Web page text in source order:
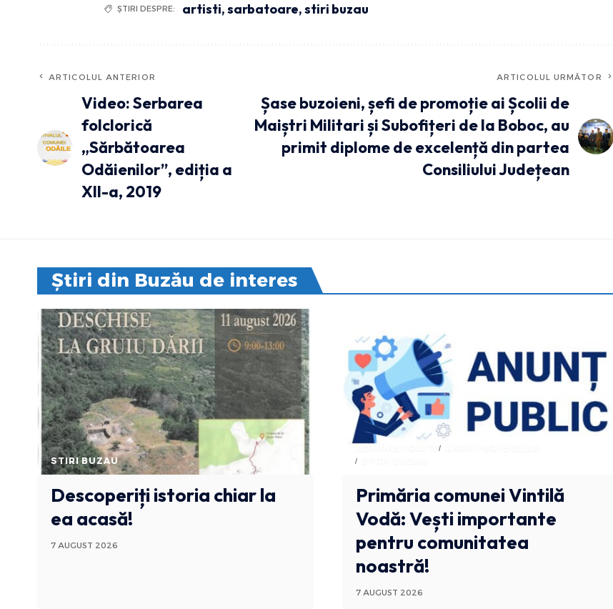
ȘTIRI DESPRE: artisti,sarbatoare,stiri buzau
ARTICOLUL ANTERIOR
Video: Serbarea
folclorică
„Sărbătoarea
Odăienilor”, ediția a
XII-a, 2019
ARTICOLUL URMĂTOR
Șase buzoieni, șefi de promoție ai Școlii de
Maiștri Militari și Subofițeri de la Boboc, au
primit diplome de excelență din partea
Consiliului Județean
Știri din Buzău de interes
STIRI BUZAU
Descoperiți istoria chiar la
ea acasă!
7 AUGUST 2026
ADMINISTRATIV
Primăria comunei Vintilă
Vodă: Vești importante
pentru comunitatea
noastră!
7 AUGUST 2026